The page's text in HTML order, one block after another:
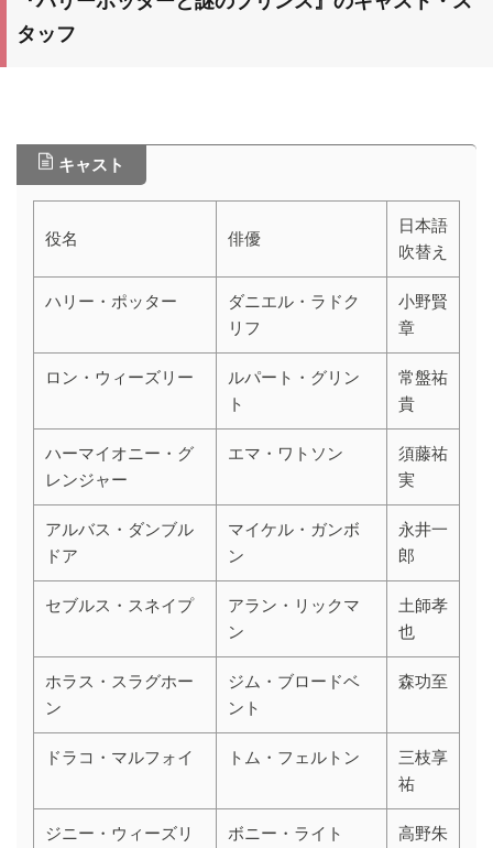
タッフ
キャスト
役名 俳優
日本語
吹替え
ハリー・ポッター
ダニエル・ラドク
リフ
小野賢
章
ロン・ウィーズリー
ルパート・グリン
ト
常盤祐
貴
ハーマイオニー・グ
レンジャー
エマ・ワトソン
須藤祐
実
アルバス・ダンブル
ドア
マイケル・ガンボ
ン
永井一
郎
セブルス・スネイプ
アラン・リックマ
ン
土師孝
也
ホラス・スラグホー
ン
ジム・ブロードベ
ント
森功至
ドラコ・マルフォイ トム・フェルトン
三枝享
祐
ジニー・ウィーズリ
ボニー・ライト
高野朱